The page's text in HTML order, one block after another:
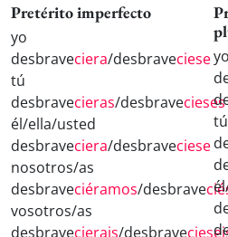
Pretérito imperfecto
yo
desbraveciera/desbraveciese
tú
desbravecieras/desbravecieses
él/ella/usted
desbraveciera/desbraveciese
nosotros/as
desbraveciéramos/desbrave
vosotros/as
desbravecierais/desbrave